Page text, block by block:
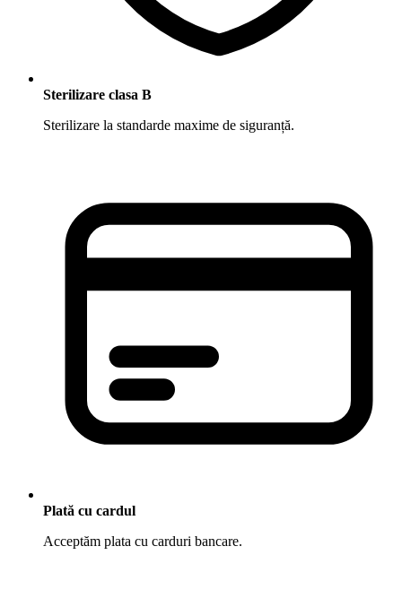
Sterilizare clasa B
Sterilizare la standarde maxime de siguranță.
Plată cu cardul
Acceptăm plata cu carduri bancare.